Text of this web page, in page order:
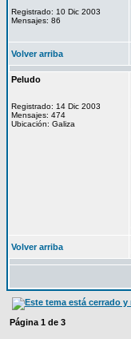
Registrado: 10 Dic 2003
Mensajes: 86
Volver arriba
Peludo
Registrado: 14 Dic 2003
Mensajes: 474
Ubicación: Galiza
Volver arriba
Página 1 de 3